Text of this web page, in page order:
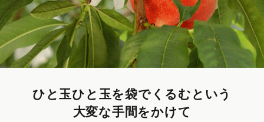
ひと玉ひと玉を袋でくるむという
大変な手間をかけて